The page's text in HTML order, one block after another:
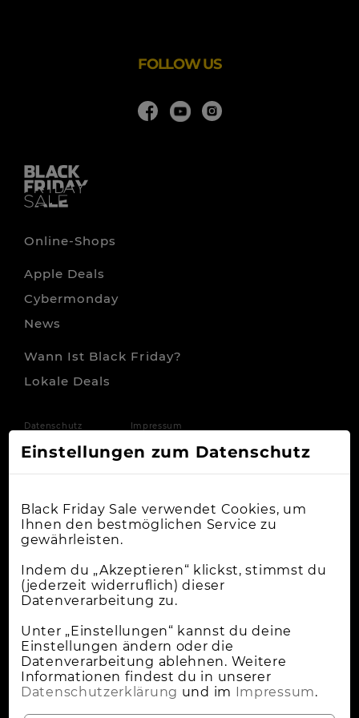
FOLLOW US
Online-Shops
Apple Deals
Cybermonday
News
Wann Ist Black Friday?
Lokale Deals
Datenschutz Impressum
Einstellungen zum Datenschutz
Black Friday Sale verwendet Cookies, um
Ihnen den bestmöglichen Service zu
gewährleisten.
Indem du „Akzeptieren“ klickst, stimmst du
(jederzeit widerruflich) dieser
Datenverarbeitung zu.
Unter „Einstellungen“ kannst du deine
Einstellungen ändern oder die
Datenverarbeitung ablehnen. Weitere
Informationen findest du in unserer
Datenschutzerklärung und im Impressum.